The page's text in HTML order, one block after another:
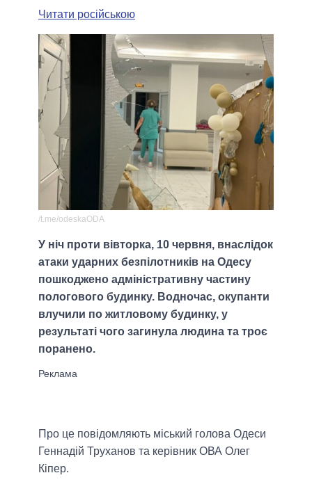
Читати російською
/t.me/odeskaODA
У ніч проти вівторка, 10 червня, внаслідок
атаки ударних безпілотників на Одесу
пошкоджено адміністративну частину
пологового будинку. Водночас, окупанти
влучили по житловому будинку, у
результаті чого загинула людина та троє
поранено.
Про це повідомляють міський голова Одеси
Геннадій Труханов та керівник ОВА Олег
Кіпер.